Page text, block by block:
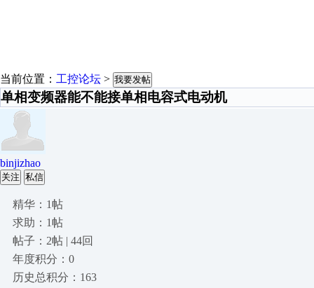
当前位置： 工控论坛 > 我要发帖
单相变频器能不能接单相电容式电动机
binjizhao
关注 私信
精华：1帖
求助：1帖
帖子：2帖 | 44回
年度积分：0
历史总积分：163